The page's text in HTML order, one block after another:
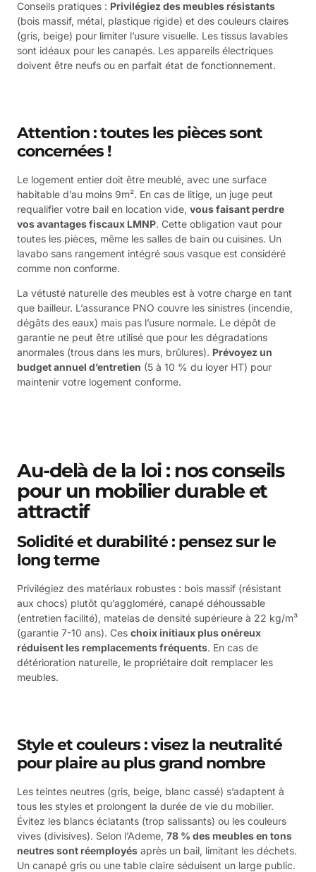
Conseils pratiques : Privilégiez des meubles résistants
(bois massif, métal, plastique rigide) et des couleurs claires
(gris, beige) pour limiter l’usure visuelle. Les tissus lavables
sont idéaux pour les canapés. Les appareils électriques
doivent être neufs ou en parfait état de fonctionnement.
Attention : toutes les pièces sont
concernées !
Le logement entier doit être meublé, avec une surface
habitable d’au moins 9m². En cas de litige, un juge peut
requalifier votre bail en location vide, vous faisant perdre
vos avantages fiscaux LMNP. Cette obligation vaut pour
toutes les pièces, même les salles de bain ou cuisines. Un
lavabo sans rangement intégré sous vasque est considéré
comme non conforme.
La vétusté naturelle des meubles est à votre charge en tant
que bailleur. L’assurance PNO couvre les sinistres (incendie,
dégâts des eaux) mais pas l’usure normale. Le dépôt de
garantie ne peut être utilisé que pour les dégradations
anormales (trous dans les murs, brûlures). Prévoyez un
budget annuel d’entretien (5 à 10 % du loyer HT) pour
maintenir votre logement conforme.
Au-delà de la loi : nos conseils
pour un mobilier durable et
attractif
Solidité et durabilité : pensez sur le
long terme
Privilégiez des matériaux robustes : bois massif (résistant
aux chocs) plutôt qu’aggloméré, canapé déhoussable
(entretien facilité), matelas de densité supérieure à 22 kg/m³
(garantie 7-10 ans). Ces choix initiaux plus onéreux
réduisent les remplacements fréquents. En cas de
détérioration naturelle, le propriétaire doit remplacer les
meubles.
Style et couleurs : visez la neutralité
pour plaire au plus grand nombre
Les teintes neutres (gris, beige, blanc cassé) s’adaptent à
tous les styles et prolongent la durée de vie du mobilier.
Évitez les blancs éclatants (trop salissants) ou les couleurs
vives (divisives). Selon l’Ademe, 78 % des meubles en tons
neutres sont réemployés après un bail, limitant les déchets.
Un canapé gris ou une table claire séduisent un large public.